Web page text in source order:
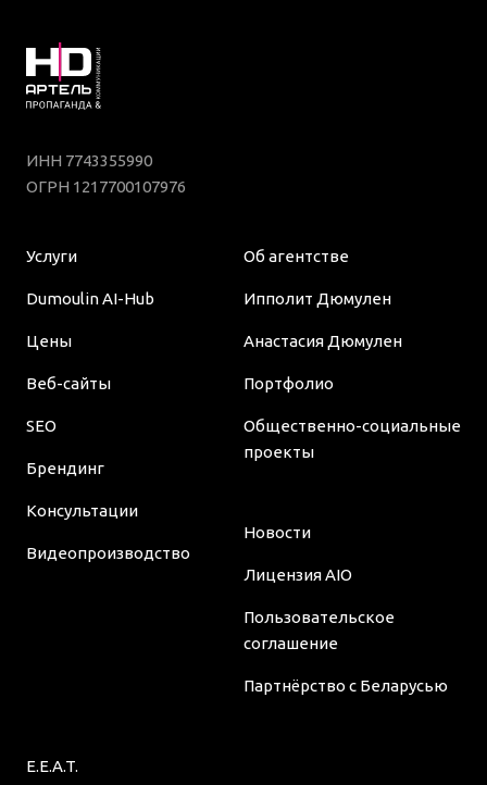
ИНН 7743355990
ОГРН 1217700107976
Услуги
Dumoulin AI-Hub
Цены
Веб-сайты
SEO
Брендинг
Консультации
Видеопроизводство
Об агентстве
Ипполит Дюмулен
Анастасия Дюмулен
Портфолио
Общественно-социальные
проекты
Новости
Лицензия AIO
Пользовательское
соглашение
Партнёрство с Беларусью
E.E.A.T.